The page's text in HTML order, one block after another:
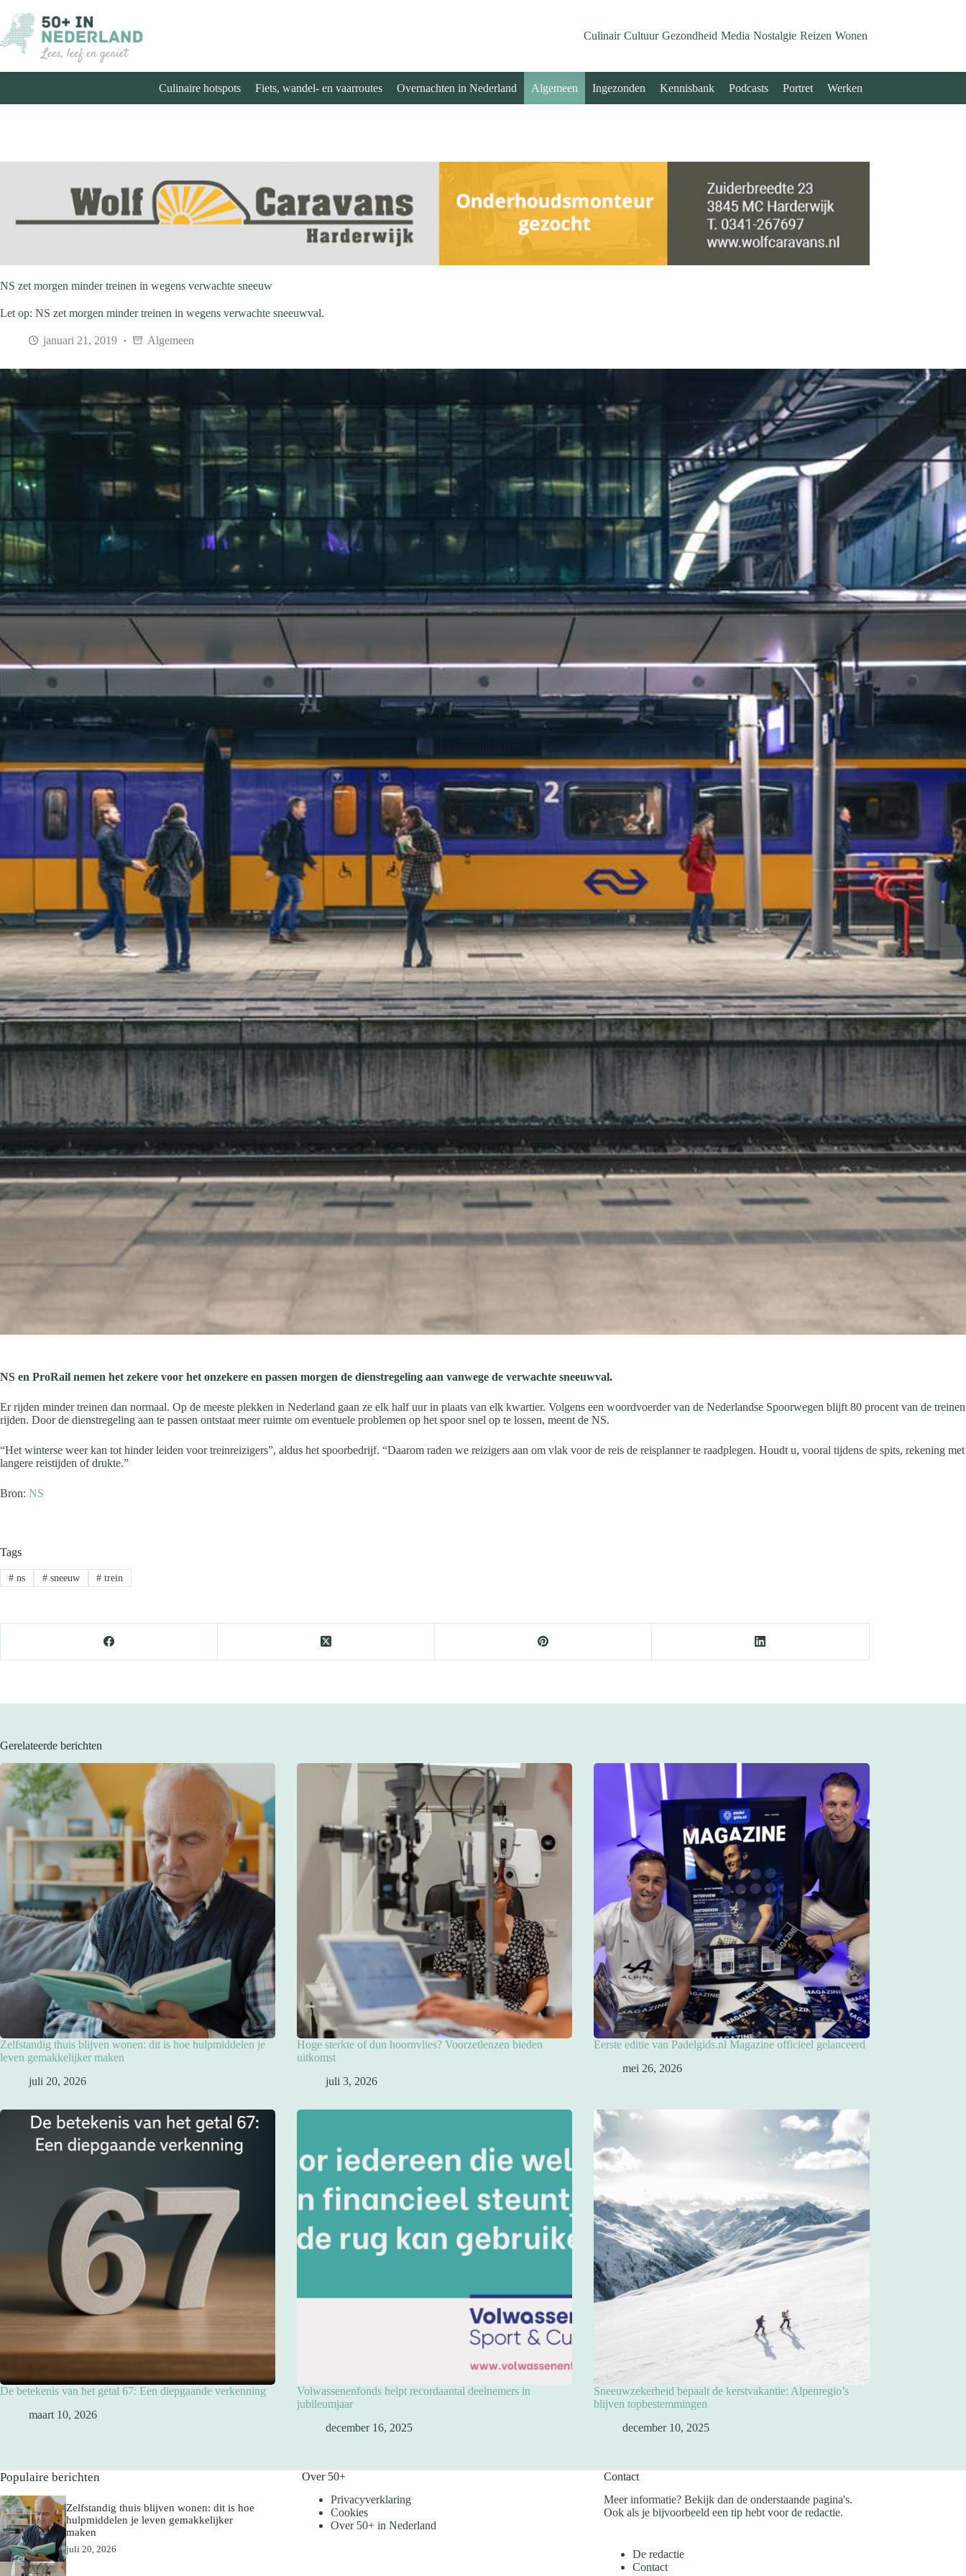
naar
de
inhoud
Culinair Cultuur Gezondheid Media Nostalgie Reizen Wonen
Culinaire hotspots Fiets, wandel- en vaarroutes Overnachten in Nederland Algemeen Ingezonden Kennisbank Podcasts Portret Werken
NS zet morgen minder treinen in wegens verwachte sneeuw
Let op: NS zet morgen minder treinen in wegens verwachte sneeuwval.
januari 21, 2019 Algemeen
NS en ProRail nemen het zekere voor het onzekere en passen morgen de dienstregeling aan vanwege de verwachte sneeuwval.
Er rijden minder treinen dan normaal. Op de meeste plekken in Nederland gaan ze elk half uur in plaats van elk kwartier. Volgens een woordvoerder van de Nederlandse Spoorwegen blijft 80 procent van de treinen
rijden. Door de dienstregeling aan te passen ontstaat meer ruimte om eventuele problemen op het spoor snel op te lossen, meent de NS.
“Het winterse weer kan tot hinder leiden voor treinreizigers”, aldus het spoorbedrijf. “Daarom raden we reizigers aan om vlak voor de reis de reisplanner te raadplegen. Houdt u, vooral tijdens de spits, rekening met
langere reistijden of drukte.”
Bron: NS
Tags
#ns #sneeuw # trein
Gerelateerde berichten
Zelfstandig thuis blijven wonen: dit is hoe hulpmiddelen je
leven gemakkelijker maken
juli 20, 2026
Hoge sterkte of dun hoornvlies? Voorzetlenzen bieden
uitkomst
juli 3, 2026
Eerste editie van Padelgids.nl Magazine officieel gelanceerd
mei 26, 2026
De betekenis van het getal 67: Een diepgaande verkenning
maart 10, 2026
Volwassenenfonds helpt recordaantal deelnemers in
jubileumjaar
december 16, 2025
Sneeuwzekerheid bepaalt de kerstvakantie: Alpenregio’s
blijven topbestemmingen
december 10, 2025
Populaire berichten
Zelfstandig thuis blijven wonen: dit is hoe
hulpmiddelen je leven gemakkelijker
maken
juli 20, 2026
Over 50+
Privacyverklaring
Cookies
Over 50+ in Nederland
Contact
Meer informatie? Bekijk dan de onderstaande pagina's.
Ook als je bijvoorbeeld een tip hebt voor de redactie.
De redactie
Contact